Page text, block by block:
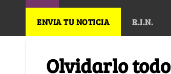
ENVIA TU NOTICIA R.I.N.
Olvidarlo todo